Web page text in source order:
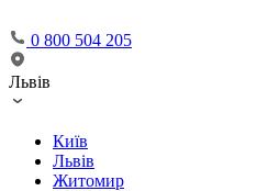
0 800 504 205
Львів
Київ
Львів
Житомир